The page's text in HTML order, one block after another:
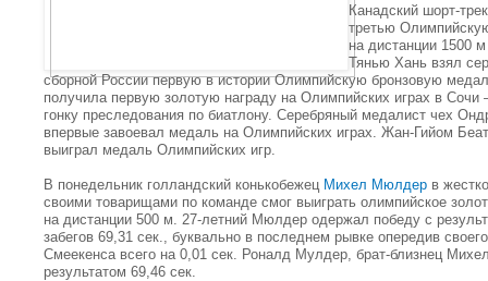
Канадский шорт-
третью
на дистанции 1500
Тянью Хань взял
сборной России первую в истории Олимпийскую бронзовую
получила первую золотую награду на Олимпийских играх в
гонку преследования по биатлону. Серебряный медалист чех
впервые завоевал медаль на Олимпийских играх. Жан-Гийом
выиграл медаль Олимпийских игр.
В понедельник голландский конькобежец Михел Мюлдер в
своими товарищами по команде смог выиграть олимпийское
на дистанции 500 м. 27-летний Мюлдер одержал победу с
забегов 69,31 сек., буквально в последнем рывке опередив
Смеекенса всего на 0,01 сек. Роналд Мулдер, брат-близнец
результатом 69,46 сек.